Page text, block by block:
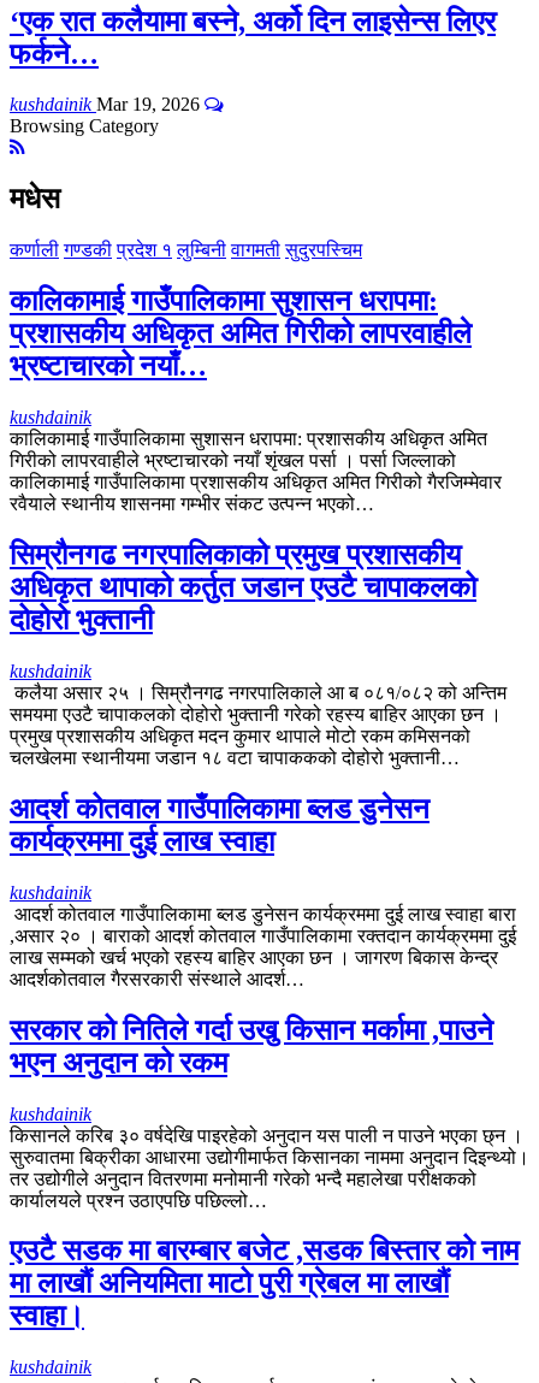
‘एक रात कलैयामा बस्ने, अर्को दिन लाइसेन्स लिएर
फर्कने…
kushdainikMar 19, 2026
Browsing Category
मधेस
कर्णाली गण्डकी प्रदेश १ लुम्बिनी वागमती सुदुरपस्चिम
कालिकामाई गाउँपालिकामा सुशासन धरापमा:
प्रशासकीय अधिकृत अमित गिरीको लापरवाहीले
भ्रष्टाचारको नयाँ…
kushdainik
कालिकामाई गाउँपालिकामा सुशासन धरापमा: प्रशासकीय अधिकृत अमित
गिरीको लापरवाहीले भ्रष्टाचारको नयाँ शृंखल पर्सा । पर्सा जिल्लाको
कालिकामाई गाउँपालिकामा प्रशासकीय अधिकृत अमित गिरीको गैरजिम्मेवार
रवैयाले स्थानीय शासनमा गम्भीर संकट उत्पन्न भएको…
सिम्रौनगढ नगरपालिकाको प्रमुख प्रशासकीय
अधिकृत थापाको कर्तुत जडान एउटै चापाकलको
दोहोरो भुक्तानी
kushdainik
कलैया असार २५ । सिम्रौनगढ नगरपालिकाले आ ब ०८१/०८२ को अन्तिम
समयमा एउटै चापाकलको दोहोरो भुक्तानी गरेको रहस्य बाहिर आएका छन ।
प्रमुख प्रशासकीय अधिकृत मदन कुमार थापाले मोटो रकम कमिसनको
चलखेलमा स्थानीयमा जडान १८ वटा चापाककको दोहोरो भुक्तानी…
आदर्श कोतवाल गाउँपालिकामा ब्लड डुनेसन
कार्यक्रममा दुई लाख स्वाहा
kushdainik
आदर्श कोतवाल गाउँपालिकामा ब्लड डुनेसन कार्यक्रममा दुई लाख स्वाहा बारा
,असार २० । बाराको आदर्श कोतवाल गाउँपालिकामा रक्तदान कार्यक्रममा दुई
लाख सम्मको खर्च भएको रहस्य बाहिर आएका छन । जागरण बिकास केन्द्र
आदर्शकोतवाल गैरसरकारी संस्थाले आदर्श…
सरकार को नितिले गर्दा उखु किसान मर्कामा ,पाउने
भएन अनुदान को रकम
kushdainik
किसानले करिब ३० वर्षदेखि पाइरहेको अनुदान यस पाली न पाउने भएका छ्न ।
सुरुवातमा बिक्रीका आधारमा उद्योगीमार्फत किसानका नाममा अनुदान दिइन्थ्यो।
तर उद्योगीले अनुदान वितरणमा मनोमानी गरेको भन्दै महालेखा परीक्षकको
कार्यालयले प्रश्न उठाएपछि पछिल्लो…
एउटै सडक मा बारम्बार बजेट ,सडक बिस्तार को नाम
मा लाखौं अनियमिता माटो पुरी ग्रेबल मा लाखौं
स्वाहा।
kushdainik